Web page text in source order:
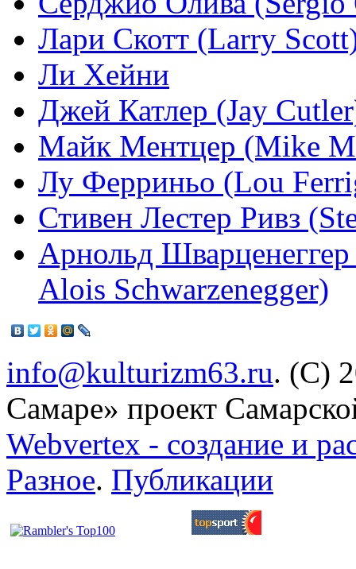
Лари Скотт (Larry
Ли Хейни
Джей Катлер (Jay
Майк Ментцер (Mike
Лу Ферриньо (Lou
Стивен Лестер Ривз
Арнольд
Alois Schwarzenegger)
info@kulturizm63.ru. (C)
Самаре» проект
Webvertex - создание и
Разное. Публикации